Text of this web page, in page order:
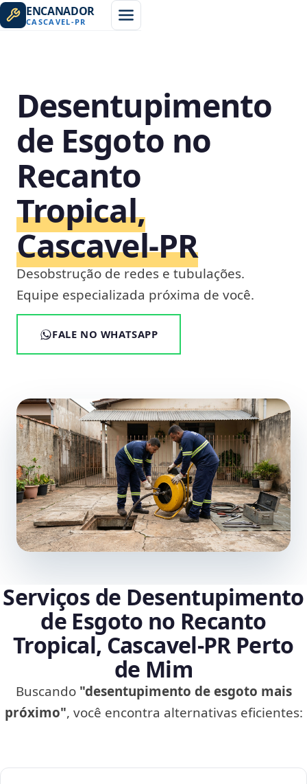
ENCANADOR
CASCAVEL-PR
Desentupimento
de Esgoto no
Recanto
Tropical,
Cascavel‑PR
Desobstrução de redes e tubulações.
Equipe especializada próxima de você.
FALE NO WHATSAPP
Serviços de Desentupimento
de Esgoto no Recanto
Tropical, Cascavel‑PR Perto
de Mim
Buscando "desentupimento de esgoto mais
próximo", você encontra alternativas eficientes: